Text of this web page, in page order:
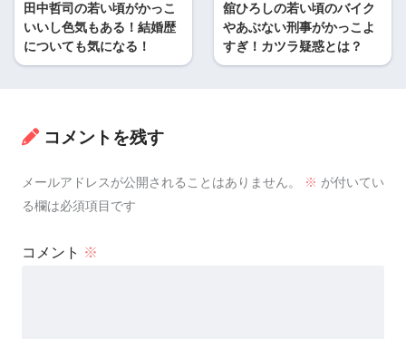
田中哲司の若い頃がかっこ
いいし色気もある！結婚歴
についても気になる！
舘ひろしの若い頃のバイク
やあぶない刑事がかっこよ
すぎ！カツラ疑惑とは？
コメントを残す
メールアドレスが公開されることはありません。 ※ が付いてい
る欄は必須項目です
コメント ※